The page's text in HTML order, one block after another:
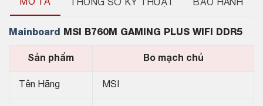
MÔ TẢ THÔNG SỐ KỸ THUẬT BẢO HÀNH
Mainboard MSI B760M GAMING PLUS WIFI DDR5
Sản phẩm Bo mạch chủ
Tên Hãng MSI